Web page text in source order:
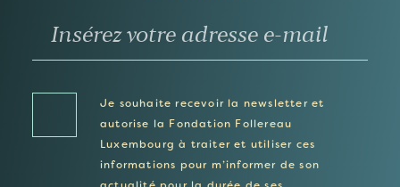
Je souhaite recevoir la newsletter et
autorise la Fondation Follereau
Luxembourg à traiter et utiliser ces
informations pour m’informer de son